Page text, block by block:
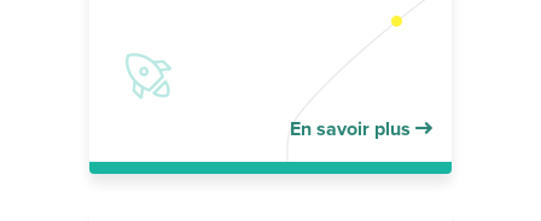
En savoir plus